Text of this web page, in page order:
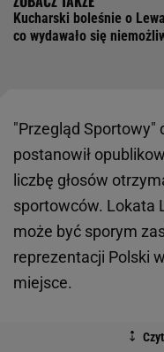
Kucharski boleśnie o
co wydawało się
"Przegląd Sportowy"
postanowił
liczbę głosów
sportowców. Lokata
może być sporym
reprezentacji Polski w
miejsce.